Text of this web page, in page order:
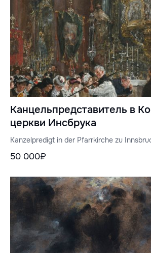
Канцельпредставитель в
церкви Инсбрука
Kanzelpredigt in der Pfarrkirche zu
50 000₽